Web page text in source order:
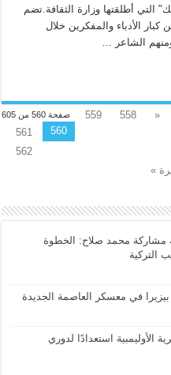
التي أطلقتها وزارة الثقافة.تضم
الأدباء والمفكرين خلال
الشاعر …
صفحة 560 من 605 «
558
559
560
561
562
»
مشاركة محمد صلاح: الخطوة
التركية
في معسكر العاصمة الجديدة
الأوليمبية استعدادًا لدوري